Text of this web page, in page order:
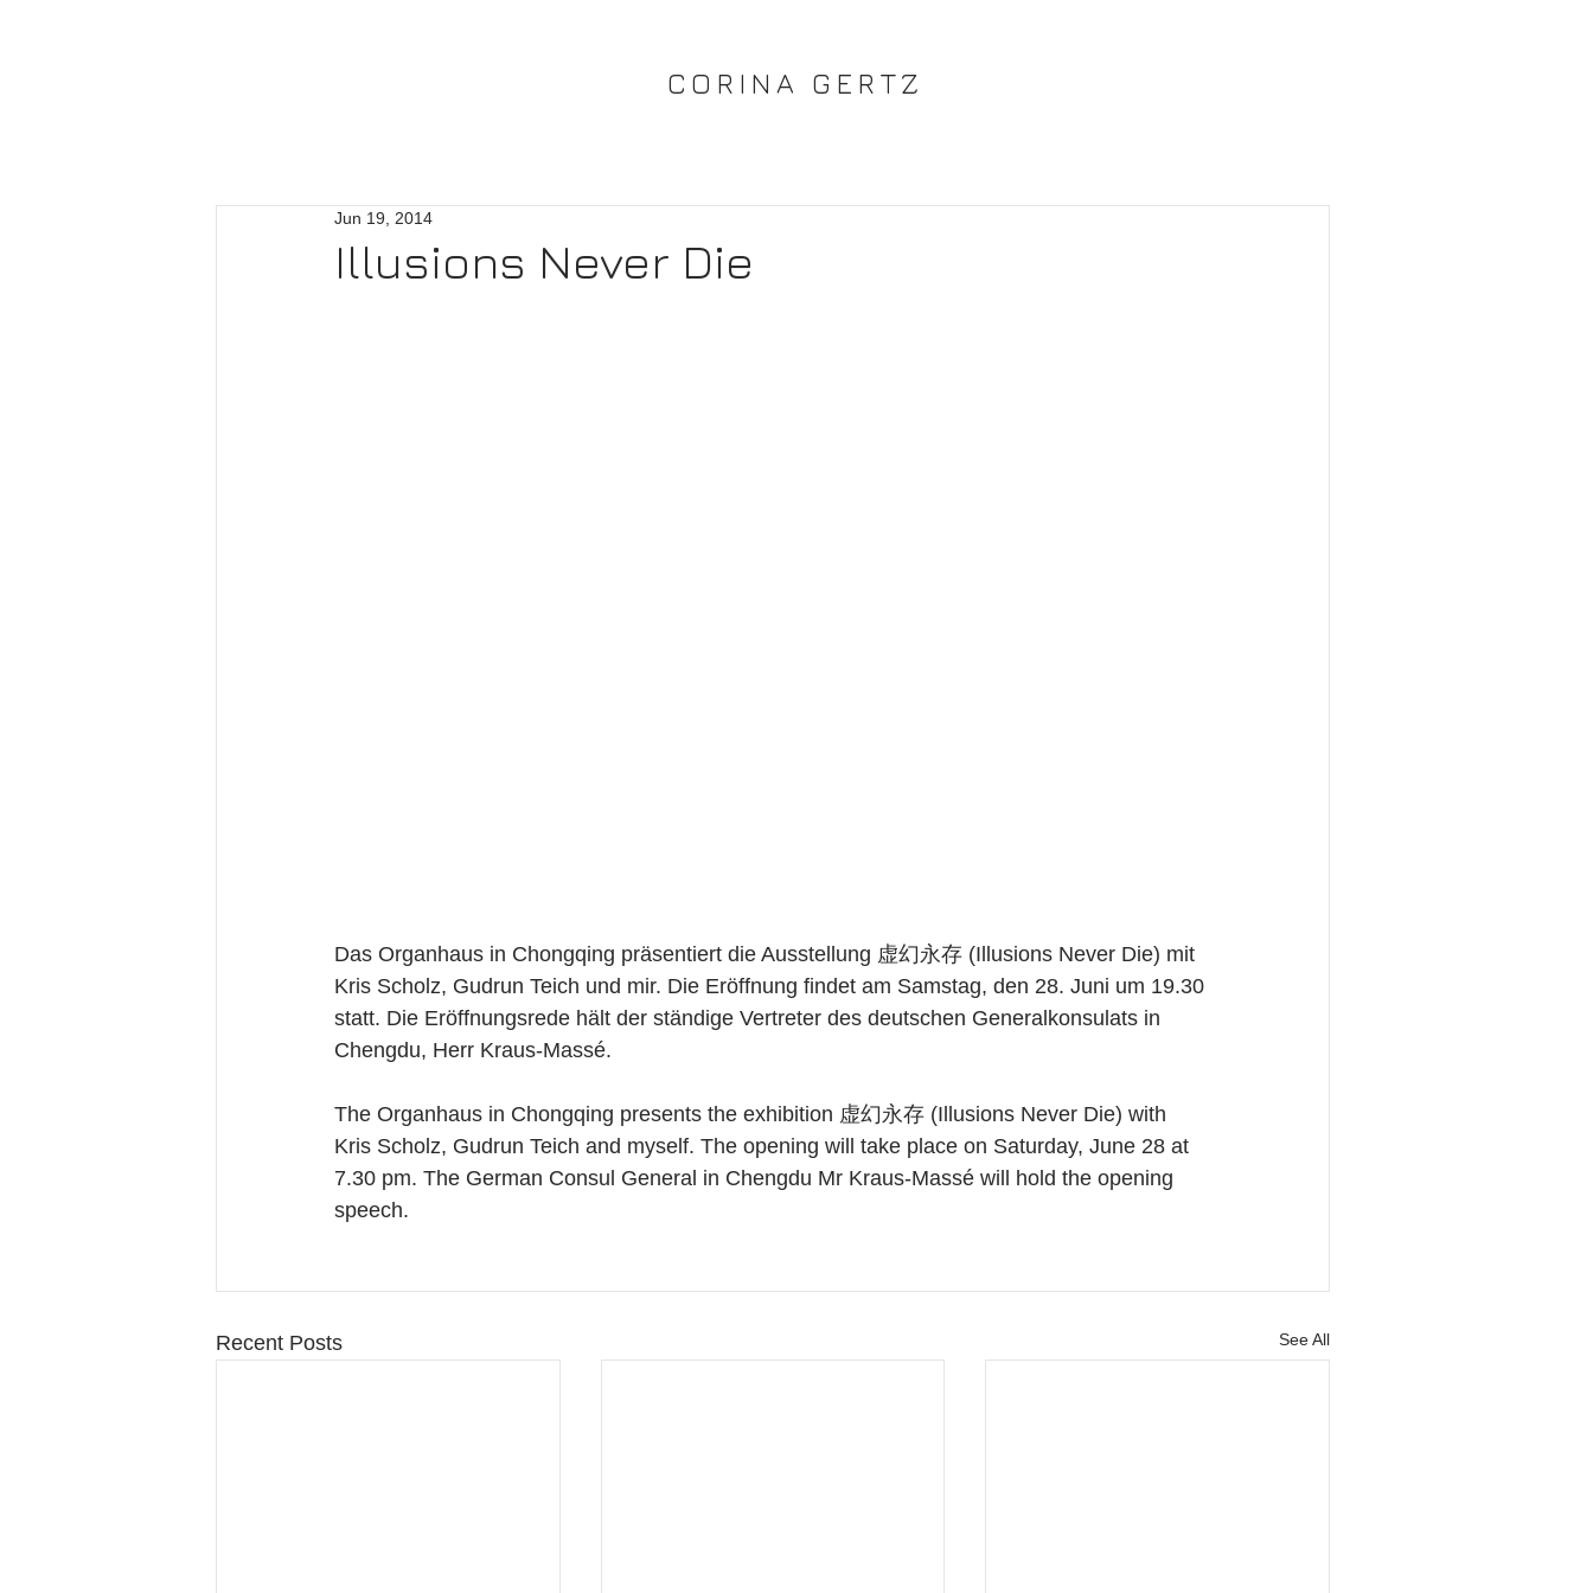
CORINA GERTZ
Illusions Never Die
Jun 19, 2014
Das Organhaus in Chongqing präsentiert die Ausstellung 虚幻永存 (Illusions Never Die) mit
Kris Scholz, Gudrun Teich und mir. Die Eröffnung findet am Samstag, den 28. Juni um 19.30
statt. Die Eröffnungsrede hält der ständige Vertreter des deutschen Generalkonsulats in
Chengdu, Herr Kraus-Massé.
The Organhaus in Chongqing presents the exhibition 虚幻永存 (Illusions Never Die) with
Kris Scholz, Gudrun Teich and myself. The opening will take place on Saturday, June 28 at
7.30 pm. The German Consul General in Chengdu Mr Kraus-Massé will hold the opening
speech.
Recent Posts See All